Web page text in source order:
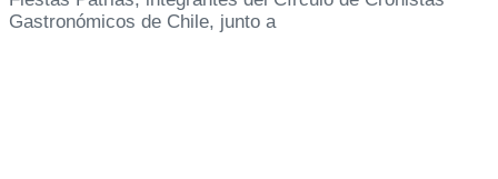
Gastronómicos de Chile, junto a